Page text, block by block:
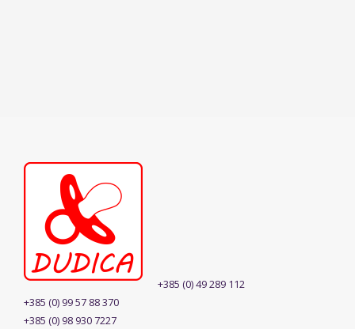
+385 (0) 49 289 112
+385 (0) 99 57 88 370
+385 (0) 98 930 7227